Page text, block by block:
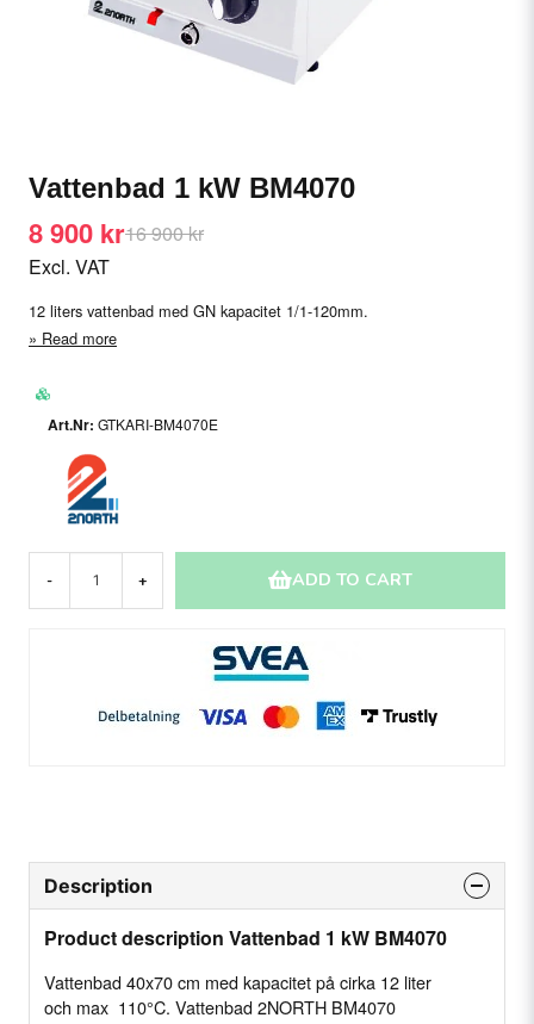
Vattenbad 1 kW BM4070
16 900 kr
8 900 kr
Excl. VAT
12 liters vattenbad med GN kapacitet 1/1-120mm.
Read more
GTKARI-BM4070E
- + ADD TO CART
Description
Product description Vattenbad 1 kW BM4070
Vattenbad 40x70 cm med kapacitet på cirka 12 liter
och max 110°C. Vattenbad 2NORTH BM4070